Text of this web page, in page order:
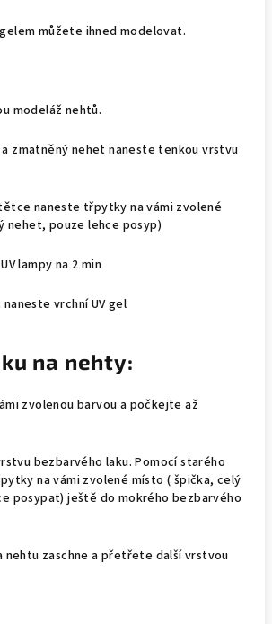
gelem můžete ihned modelovat.
modeláž nehtů.
zmatněný nehet naneste tenkou vrstvu
naneste třpytky na vámi zvolené
nehet, pouze lehce posyp)
lampy na 2 min
vrchní UV gel
na nehty:
zvolenou barvou a počkejte až
bezbarvého laku. Pomocí starého
na vámi zvolené místo ( špička, celý
posypat) ještě do mokrého bezbarvého
nehtu zaschne a přetřete další vrstvou